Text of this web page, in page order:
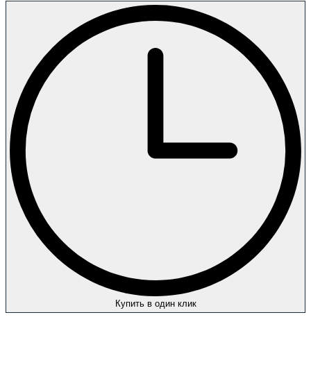
Купить в один клик